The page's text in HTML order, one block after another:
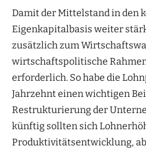
Damit der Mittelstand in den
Eigenkapitalbasis weiter
zusätzlich zum
wirtschaftspolitische
erforderlich. So habe die
Jahrzehnt einen wichtigen
Restrukturierung der
künftig sollten sich
Produktivitätsentwicklung,